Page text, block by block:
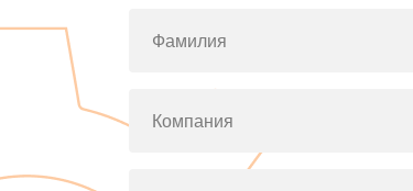
Фамилия
Компания